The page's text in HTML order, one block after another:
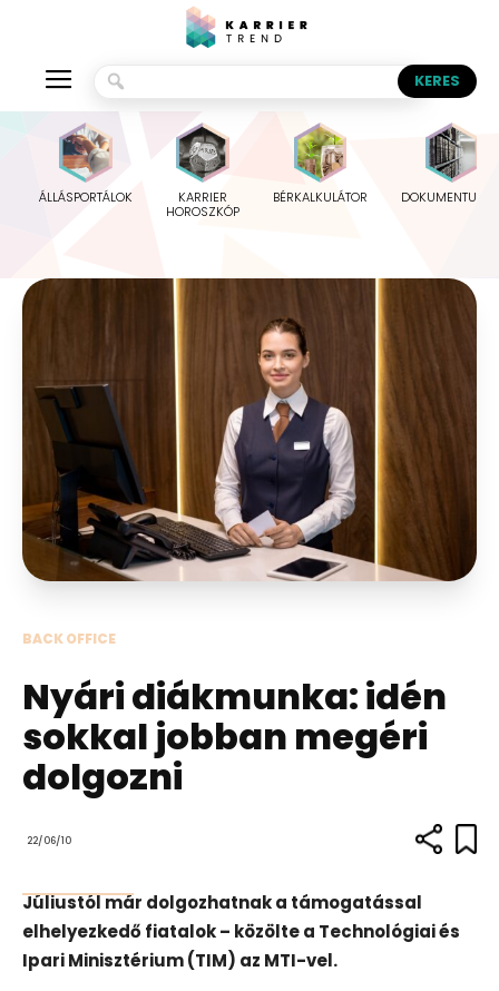
ÁLLÁSPORTÁLOK
KARRIER
HOROSZKÓP
BÉRKALKULÁTOR
BACK OFFICE
Nyári diákmunka: idén
sokkal jobban megéri
dolgozni
22/06/10
Júliustól már dolgozhatnak a támogatással
elhelyezkedő fiatalok – közölte a Technológiai és
Ipari Minisztérium (TIM) az MTI-vel.